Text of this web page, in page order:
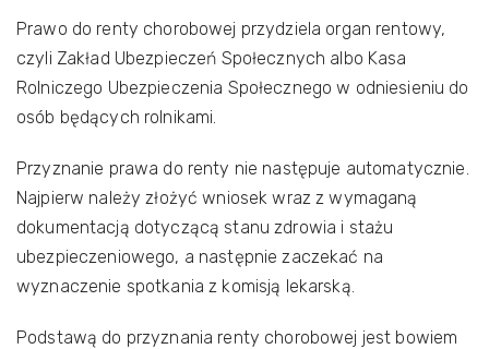
Prawo do renty chorobowej przydziela organ rentowy,
czyli Zakład Ubezpieczeń Społecznych albo Kasa
Rolniczego Ubezpieczenia Społecznego w odniesieniu do
osób będących rolnikami.
Przyznanie prawa do renty nie następuje automatycznie.
Najpierw należy złożyć wniosek wraz z wymaganą
dokumentacją dotyczącą stanu zdrowia i stażu
ubezpieczeniowego, a następnie zaczekać na
wyznaczenie spotkania z komisją lekarską.
Podstawą do przyznania renty chorobowej jest bowiem